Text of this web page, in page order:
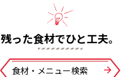
残った⾷材でひと⼯夫。
⾷材・メニュー検索